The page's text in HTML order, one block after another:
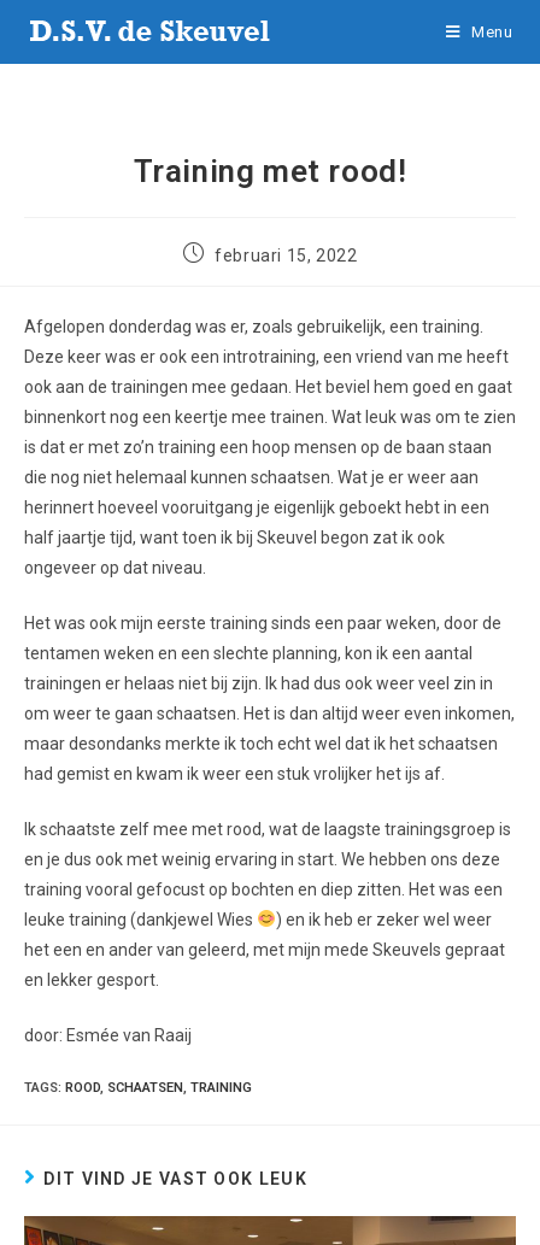
Menu
Training met rood!
februari 15, 2022
Afgelopen donderdag was er, zoals gebruikelijk, een training.
Deze keer was er ook een introtraining, een vriend van me heeft
ook aan de trainingen mee gedaan. Het beviel hem goed en gaat
binnenkort nog een keertje mee trainen. Wat leuk was om te zien
is dat er met zo’n training een hoop mensen op de baan staan
die nog niet helemaal kunnen schaatsen. Wat je er weer aan
herinnert hoeveel vooruitgang je eigenlijk geboekt hebt in een
half jaartje tijd, want toen ik bij Skeuvel begon zat ik ook
ongeveer op dat niveau.
Het was ook mijn eerste training sinds een paar weken, door de
tentamen weken en een slechte planning, kon ik een aantal
trainingen er helaas niet bij zijn. Ik had dus ook weer veel zin in
om weer te gaan schaatsen. Het is dan altijd weer even inkomen,
maar desondanks merkte ik toch echt wel dat ik het schaatsen
had gemist en kwam ik weer een stuk vrolijker het ijs af.
Ik schaatste zelf mee met rood, wat de laagste trainingsgroep is
en je dus ook met weinig ervaring in start. We hebben ons deze
training vooral gefocust op bochten en diep zitten. Het was een
leuke training (dankjewel Wies
) en ik heb er zeker wel weer
het een en ander van geleerd, met mijn mede Skeuvels gepraat
en lekker gesport.
door: Esmée van Raaij
TAGS: ROOD, SCHAATSEN, TRAINING
DIT VIND JE VAST OOK LEUK